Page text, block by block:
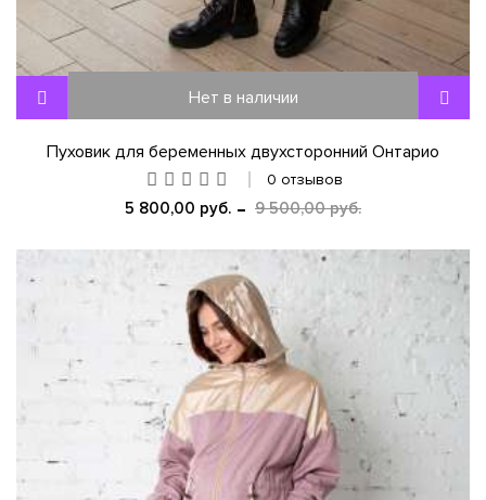
Нет в наличии
Пуховик для беременных двухсторонний Онтарио
0 отзывов
5 800,00 руб. 9 500,00 руб.